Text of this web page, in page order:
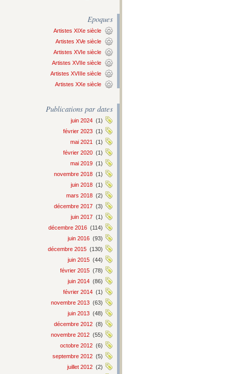
Epoques
Artistes XIXe siècle
Artistes XVe siècle
Artistes XVIe siècle
Artistes XVIIe siècle
Artistes XVIIIe siècle
Artistes XXe siècle
Publications par dates
juin 2024 (1)
février 2023 (1)
mai 2021
(1)
février 2020 (1)
mai 2019 (1)
novembre 2018 (1)
juin 2018 (1)
mars 2018 (2)
décembre 2017 (3)
juin 2017 (1)
décembre 2016 (114)
juin 2016 (93)
décembre 2015 (130)
juin 2015 (44)
février 2015 (78)
juin 2014 (86)
février 2014 (1)
novembre 2013 (63)
juin 2013 (48)
décembre 2012 (8)
novembre 2012 (55)
octobre 2012 (6)
septembre 2012 (5)
juillet 2012 (2)